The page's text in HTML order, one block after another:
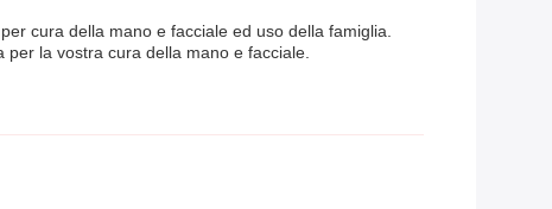
cura della mano e facciale ed uso della famiglia.
la vostra cura della mano e facciale.